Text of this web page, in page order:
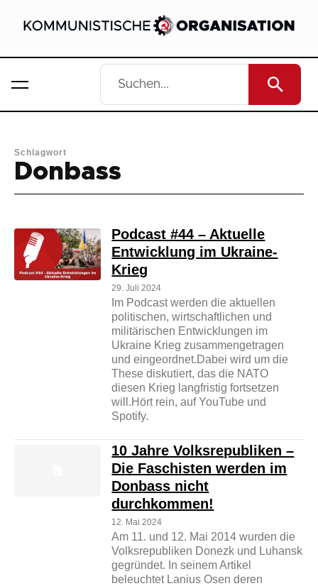
Schlagwort
Donbass
Podcast #44 – Aktuelle
Entwicklung im Ukraine-
Krieg
29. Juli 2024
Im Podcast werden die aktuellen
politischen, wirtschaftlichen und
militärischen Entwicklungen im
Ukraine Krieg zusammengetragen
und eingeordnet.Dabei wird um die
These diskutiert, das die NATO
diesen Krieg langfristig fortsetzen
will.Hört rein, auf YouTube und
Spotify.
10 Jahre Volksrepubliken –
Die Faschisten werden im
Donbass nicht
durchkommen!
12. Mai 2024
Am 11. und 12. Mai 2014 wurden die
Volksrepubliken Donezk und Luhansk
gegründet. In seinem Artikel
beleuchtet Lanius Osen deren